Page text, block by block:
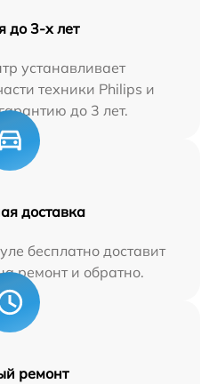
до 3-х лет
устанавливает
техники Philips и
до 3 лет.
доставка
бесплатно доставит
ремонт и обратно.
ремонт